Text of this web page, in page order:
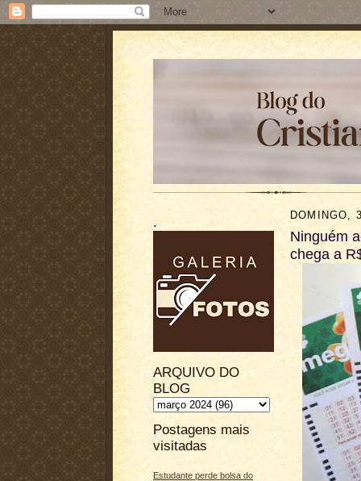
.
ARQUIVO DO
BLOG
Postagens mais
visitadas
Estudante perde bolsa do
DOMINGO,
Ninguém
chega a